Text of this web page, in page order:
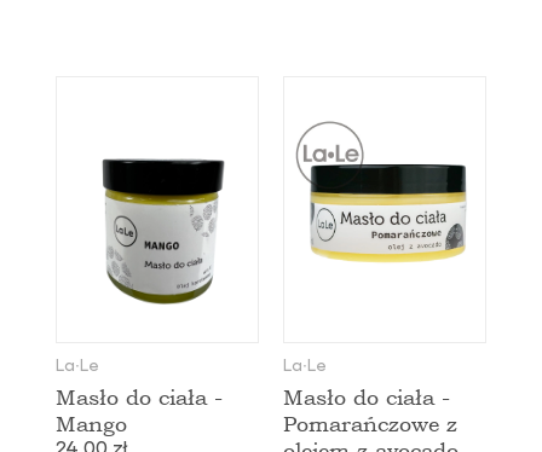
La∙Le
Masło do ciała -
Mango
24,00 zł
La∙Le
Masło do ciała -
Pomarańczowe z